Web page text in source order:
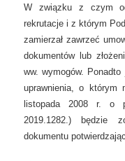
W związku z czym
rekrutacje i z którym
zamierzał zawrzeć
dokumentów lub
ww. wymogów.
uprawnienia, o
listopada 2008 r. o
2019.1282.) będzie
dokumentu